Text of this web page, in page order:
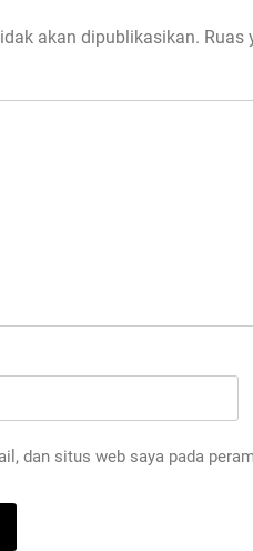
akan dipublikasikan. Ruas
dan situs web saya pada